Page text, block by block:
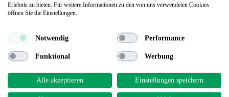
Terrassendielen
Erlebnis zu bieten. Für weitere Informationen zu den von uns verwendeten Cookies
öffnen Sie die Einstellungen.
Notwendig Performance
Funktional Werbung
Alle akzeptieren Einstellungen speichern